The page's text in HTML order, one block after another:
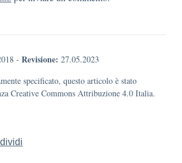
- Revisione: 27.05.2023
specificato, questo articolo è stato
Creative Commons Attribuzione 4.0 Italia.